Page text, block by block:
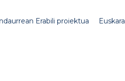
Erabili proiektua Euskara